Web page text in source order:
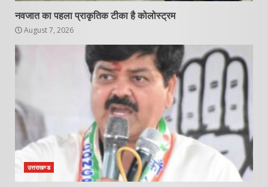
नवजात का पहला प्राकृतिक टीका है कोलोस्ट्रम
August 7, 2026
उत्तराखण्ड